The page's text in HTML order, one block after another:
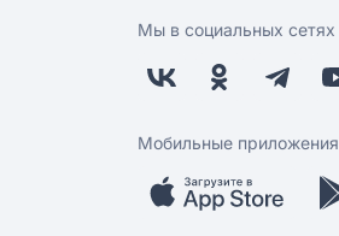
Мы в социальных сетях
Мобильные приложения